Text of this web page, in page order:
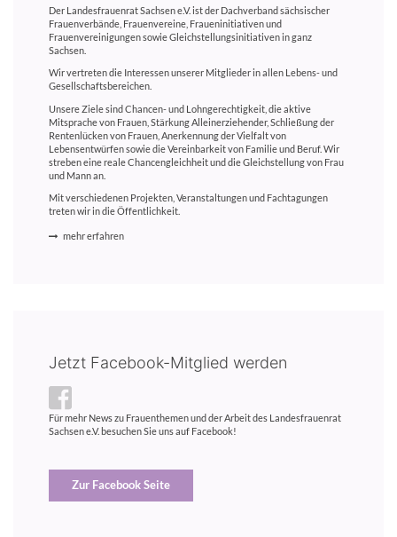
Der Landesfrauenrat Sachsen e.V. ist der Dachverband sächsischer
Frauenverbände, Frauenvereine, Fraueninitiativen und
Frauenvereinigungen sowie Gleichstellungsinitiativen in ganz
Sachsen.
Wir vertreten die Interessen unserer Mitglieder in allen Lebens- und
Gesellschaftsbereichen.
Unsere Ziele sind Chancen- und Lohngerechtigkeit, die aktive
Mitsprache von Frauen, Stärkung Alleinerziehender, Schließung der
Rentenlücken von Frauen, Anerkennung der Vielfalt von
Lebensentwürfen sowie die Vereinbarkeit von Familie und Beruf. Wir
streben eine reale Chancengleichheit und die Gleichstellung von Frau
und Mann an.
Mit verschiedenen Projekten, Veranstaltungen und Fachtagungen
treten wir in die Öffentlichkeit.
mehr erfahren
Jetzt Facebook-Mitglied werden
Für mehr News zu Frauenthemen und der Arbeit des Landesfrauenrat
Sachsen e.V. besuchen Sie uns auf Facebook!
Zur Facebook Seite